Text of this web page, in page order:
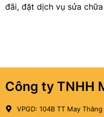
đãi, đặt dịch vụ sửa
Công ty TNHH
VPGD: 104B TT May